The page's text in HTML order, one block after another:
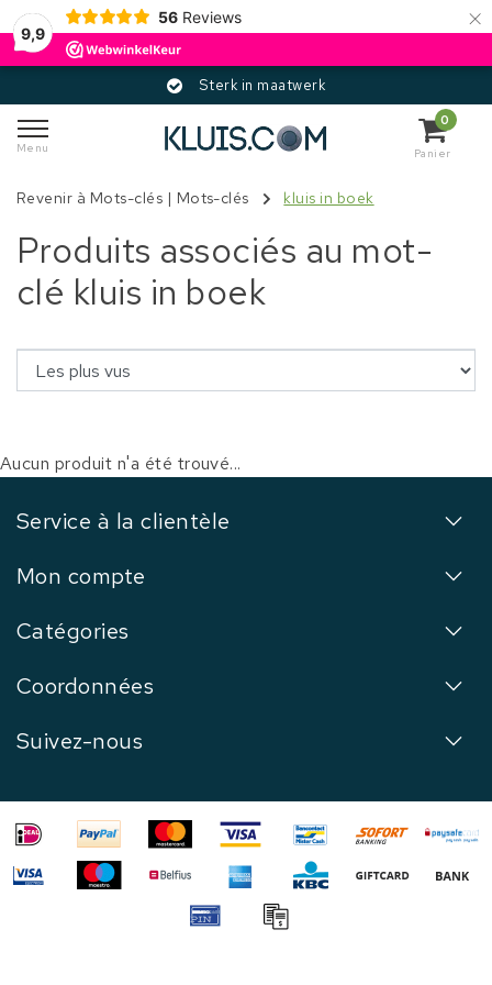
9,9
56 Reviews ×
Sterk in maatwerk
Menu
0
Panier
Revenir à Mots-clés | Mots-clés kluis in boek
Produits associés au mot-
clé kluis in boek
Aucun produit n'a été trouvé...
Service à la clientèle
Mon compte
Catégories
Coordonnées
Suivez-nous